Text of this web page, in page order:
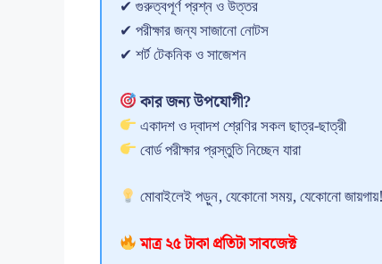
✔ গুরুত্বপূর্ণ প্রশ্ন ও উত্তর
✔ পরীক্ষার জন্য সাজানো নোটস
✔ শর্ট টেকনিক ও সাজেশন
কার জন্য উপযোগী?
একাদশ ও দ্বাদশ শ্রেণির সকল ছাত্র-ছাত্রী
বোর্ড পরীক্ষার প্রস্তুতি নিচ্ছেন যারা
মোবাইলেই পড়ুন, যেকোনো সময়, যেকোনো জায়গায়!
মাত্র ২৫ টাকা প্রতিটা সাবজেক্ট